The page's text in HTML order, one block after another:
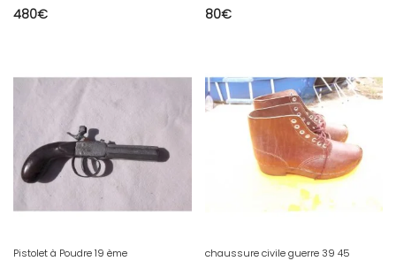
480€
80€
Pistolet à Poudre 19 ème chaussure civile guerre 39 45